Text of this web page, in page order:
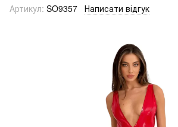
Артикул: SO9357 Написати відгук